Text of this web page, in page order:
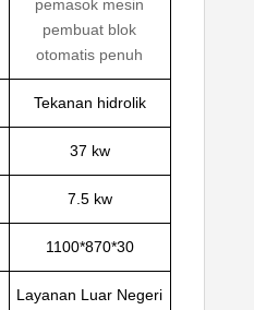
pemasok mesin
pembuat blok
otomatis penuh
Tekanan hidrolik
37 kw
7.5 kw
1100*870*30
Layanan Luar Negeri